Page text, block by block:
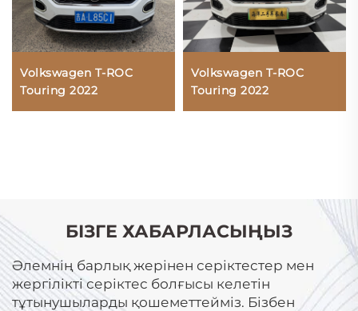
Volkswagen T-ROC
Touring 2022
Volkswagen T-ROC
Touring 2022
БІЗГЕ ХАБАРЛАСЫҢЫЗ
Әлемнің барлық жерінен серіктестер мен
жергілікті серіктес болғысы келетін
тұтынушыларды қошеметтейміз. Бізбен